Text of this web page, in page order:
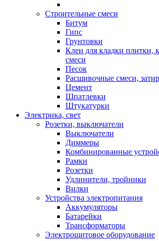
Строительные смеси
Битум
Гипс
Грунтовки
Клеи для кладки плитки,
смеси
Песок
Расшивочные смеси,
Цемент
Шпатлевки
Штукатурки
Электрика, свет
Розетки, выключатели
Выключатели
Диммеры
Комбинированные
Рамки
Розетки
Удлинители, тройники
Вилки
Устройства электропитания
Аккумуляторы
Батарейки
Трансформаторы
Электрощитовое оборудование